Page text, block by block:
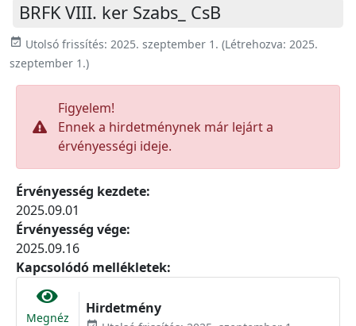
BRFK VIII. ker Szabs_ CsB
event_available Utolsó frissítés: 2025. szeptember 1. (Létrehozva: 2025.
szeptember 1.)
Figyelem!
Ennek a hirdetménynek már lejárt a
érvényességi ideje.
Érvényesség kezdete:
2025.09.01
Érvényesség vége:
2025.09.16
Kapcsolódó mellékletek:
Megnéz
Hirdetmény